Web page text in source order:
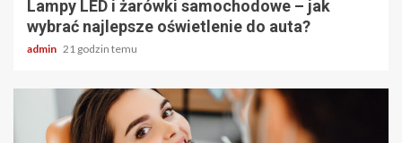
Lampy LED i żarówki samochodowe – jak
wybrać najlepsze oświetlenie do auta?
admin 21 godzin temu